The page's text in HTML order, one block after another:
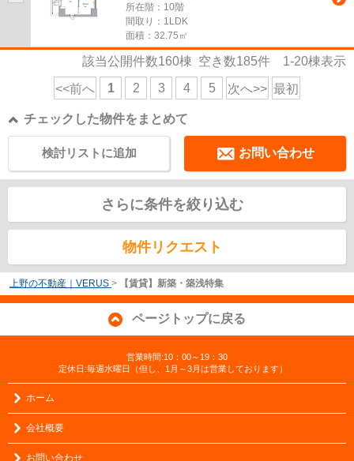
所在階：10階
間取り：1LDK
面積：32.75㎡
該当公開件数160棟 空き数185件 1-20棟表示
<<前へ 1 2 3 4 5 次へ>> 最初
チェックした物件をまとめて
お問い合わせ
検討リストに追加
さらに条件を絞り込む
物件リクエスト
上野の不動産｜VERUS > 【賃貸】新築・築浅特集
ページトップに戻る
営業時間:10：00～19：30
定休日:毎週水曜日（但し、1月～3月は営業しております）
ホーム
会社概要
お問い合わせ